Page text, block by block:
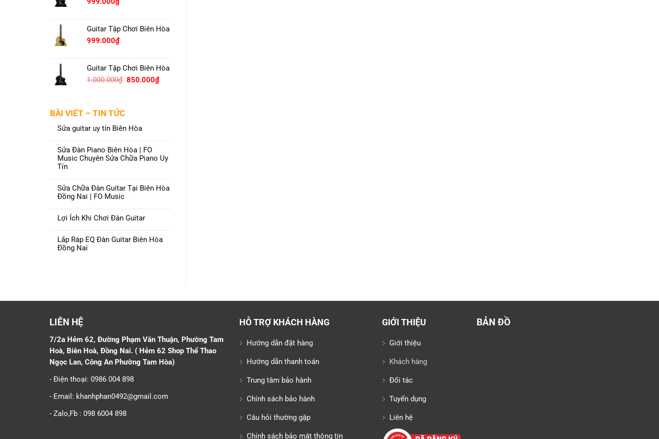
Guitar Tập Chơi Biên Hòa
999.000₫
Guitar Tập Chơi Biên Hòa
1.000.000₫ Original
850.000₫Current
BÀI VIẾT – TIN TỨC
Sửa guitar uy tín Biên Hòa
Sửa Đàn Piano Biên Hòa | FO
Music Chuyên Sửa Chữa Piano Uy
Tín
Sửa Chữa Đàn Guitar Tại Biên Hòa
Đồng Nai | FO Music
Lợi Ích Khi Chơi Đàn Guitar
Lắp Ráp EQ Đàn Guitar Biên Hòa
Đồng Nai
LIÊN HỆ
7/2a Hẻm 62, Đường Phạm Văn Thuận, Phường Tam
Hoà, Biên Hoà, Đồng Nai. ( Hẻm 62 Shop Thể Thao
Ngọc Lan, Công An Phường Tam Hòa)
- Điện thoại: 0986 004 898
- Email: khanhphan0492@gmail.com
- Zalo,Fb : 098 6004 898
HỖ TRỢ KHÁCH HÀNG
Hướng dẫn đặt hàng
Hướng dẫn thanh toán
Trung tâm bảo hành
Chính sách bảo hành
Câu hỏi thường gặp
Chính sách bảo mật thông tin
GIỚI THIỆU
Giới thiệu
Khách hàng
Đối tác
Tuyển dụng
Liên hệ
BẢN ĐỒ